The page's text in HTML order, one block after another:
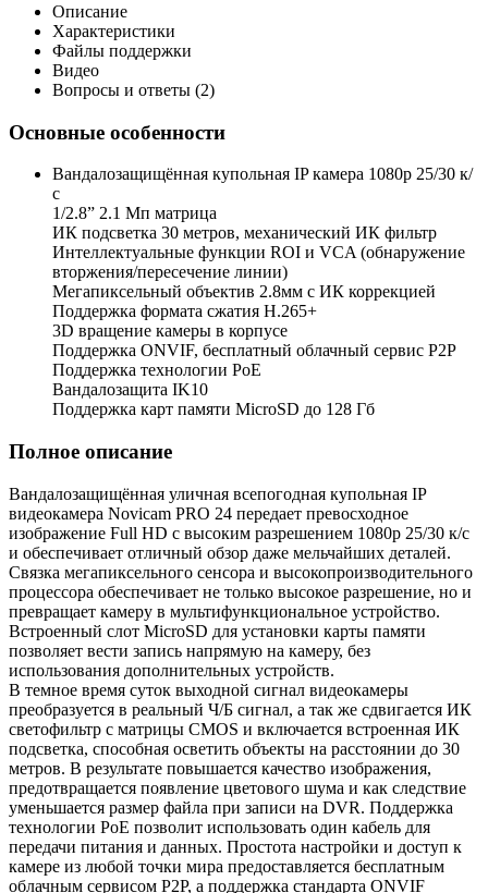
Описание
Характеристики
Файлы поддержки
Видео
Вопросы и ответы (2)
Основные особенности
Вандалозащищённая купольная IP камера 1080p 25/30 к/
с
1/2.8” 2.1 Мп матрица
ИК подсветка 30 метров, механический ИК фильтр
Интеллектуальные функции ROI и VCA (обнаружение
вторжения/пересечение линии)
Мегапиксельный объектив 2.8мм с ИК коррекцией
Поддержка формата сжатия H.265+
3D вращение камеры в корпусе
Поддержка ONVIF, бесплатный облачный сервис P2P
Поддержка технологии PoE
Вандалозащита IK10
Поддержка карт памяти MicroSD до 128 Гб
Полное описание
Вандалозащищённая уличная всепогодная купольная IP
видеокамера Novicam PRO 24 передает превосходное
изображение Full HD с высоким разрешением 1080p 25/30 к/с
и обеспечивает отличный обзор даже мельчайших деталей.
Связка мегапиксельного сенсора и высокопроизводительного
процессора обеспечивает не только высокое разрешение, но и
превращает камеру в мультифункциональное устройство.
Встроенный слот MicroSD для установки карты памяти
позволяет вести запись напрямую на камеру, без
использования дополнительных устройств.
В темное время суток выходной сигнал видеокамеры
преобразуется в реальный Ч/Б сигнал, а так же сдвигается ИК
светофильтр с матрицы CMOS и включается встроенная ИК
подсветка, способная осветить объекты на расстоянии до 30
метров. В результате повышается качество изображения,
предотвращается появление цветового шума и как следствие
уменьшается размер файла при записи на DVR. Поддержка
технологии РоЕ позволит использовать один кабель для
передачи питания и данных. Простота настройки и доступ к
камере из любой точки мира предоставляется бесплатным
облачным сервисом P2P, а поддержка стандарта ONVIF